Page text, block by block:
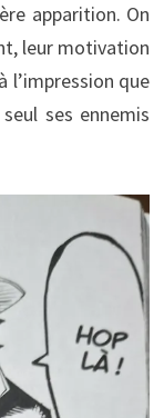
apparition. On
leur motivation
l’impression que
ses ennemis